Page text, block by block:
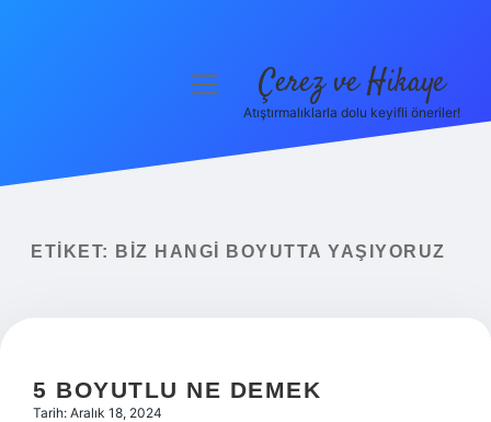
Yasal Uyarı
menüyü Çerez ve Hikaye
Atıştırmalıklarla dolu keyifli öneriler!
ETIKET: BIZ HANGI BOYUTTA YAŞIYORUZ
5 BOYUTLU NE DEMEK
Tarih: Aralık 18, 2024